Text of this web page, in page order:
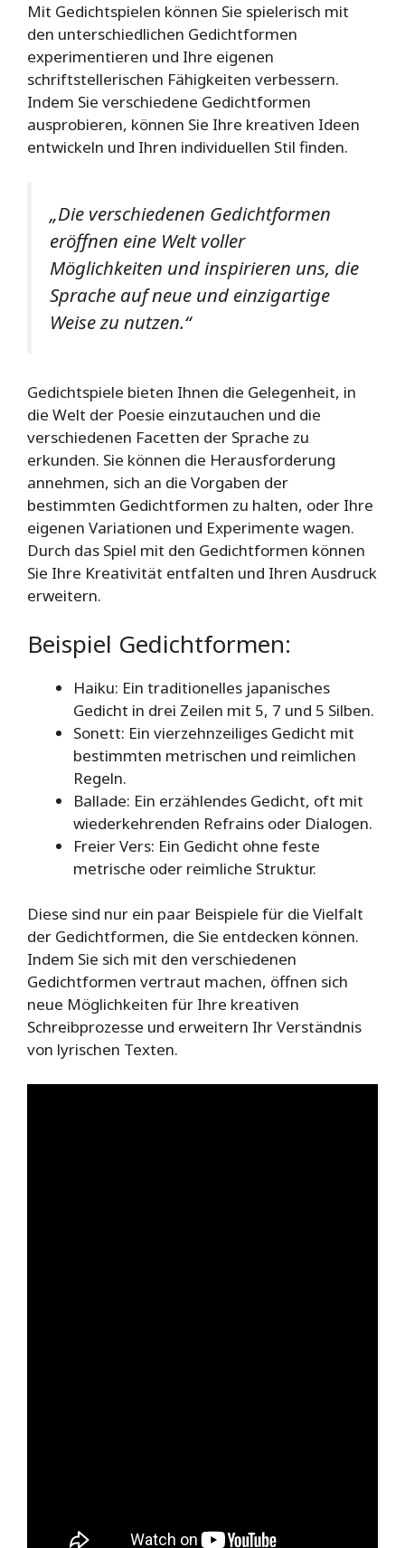
Mit Gedichtspielen können Sie spielerisch mit
den unterschiedlichen Gedichtformen
experimentieren und Ihre eigenen
schriftstellerischen Fähigkeiten verbessern.
Indem Sie verschiedene Gedichtformen
ausprobieren, können Sie Ihre kreativen Ideen
entwickeln und Ihren individuellen Stil finden.
„Die verschiedenen Gedichtformen
eröffnen eine Welt voller
Möglichkeiten und inspirieren uns, die
Sprache auf neue und einzigartige
Weise zu nutzen.“
Gedichtspiele bieten Ihnen die Gelegenheit, in
die Welt der Poesie einzutauchen und die
verschiedenen Facetten der Sprache zu
erkunden. Sie können die Herausforderung
annehmen, sich an die Vorgaben der
bestimmten Gedichtformen zu halten, oder Ihre
eigenen Variationen und Experimente wagen.
Durch das Spiel mit den Gedichtformen können
Sie Ihre Kreativität entfalten und Ihren Ausdruck
erweitern.
Beispiel Gedichtformen:
Haiku: Ein traditionelles japanisches
Gedicht in drei Zeilen mit 5, 7 und 5 Silben.
Sonett: Ein vierzehnzeiliges Gedicht mit
bestimmten metrischen und reimlichen
Regeln.
Ballade: Ein erzählendes Gedicht, oft mit
wiederkehrenden Refrains oder Dialogen.
Freier Vers: Ein Gedicht ohne feste
metrische oder reimliche Struktur.
Diese sind nur ein paar Beispiele für die Vielfalt
der Gedichtformen, die Sie entdecken können.
Indem Sie sich mit den verschiedenen
Gedichtformen vertraut machen, öffnen sich
neue Möglichkeiten für Ihre kreativen
Schreibprozesse und erweitern Ihr Verständnis
von lyrischen Texten.